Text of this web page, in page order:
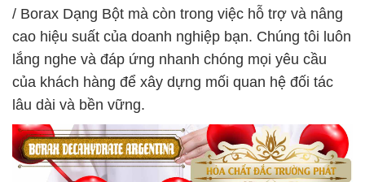
/ Borax Dạng Bột mà còn trong việc hỗ trợ và nâng
cao hiệu suất của doanh nghiệp bạn. Chúng tôi luôn
lắng nghe và đáp ứng nhanh chóng mọi yêu cầu
của khách hàng để xây dựng mối quan hệ đối tác
lâu dài và bền vững.